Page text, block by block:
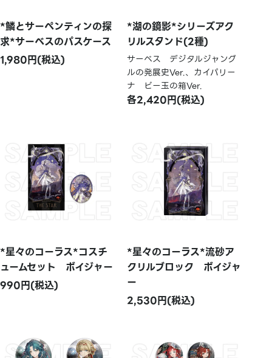
*鱗とサーペンティンの探
求*サーベスのパスケース
1,980円(税込)
*湖の鏡影*シリーズアク
リルスタンド(2種)
サーベス デジタルジャング
ルの発展史Ver.、カイパリー
ナ ビー玉の箱Ver.
各2,420円(税込)
*星々のコーラス*コスチ
ュームセット ボイジャー
990円(税込)
*星々のコーラス*流砂ア
クリルブロック ボイジャ
ー
2,530円(税込)